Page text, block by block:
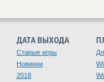
ДАТА ВЫХОДА
Старые игры
Новинки
2018